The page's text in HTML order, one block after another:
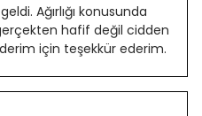
Ağırlığı konusunda
hafif değil cidden
için teşekkür ederim.